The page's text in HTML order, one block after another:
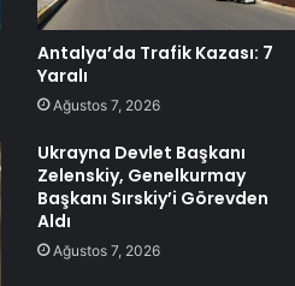
Antalya’da Trafik Kazası: 7
Yaralı
Ağustos 7, 2026
Ukrayna Devlet Başkanı
Zelenskiy, Genelkurmay
Başkanı Sırskiy’i Görevden
Aldı
Ağustos 7, 2026